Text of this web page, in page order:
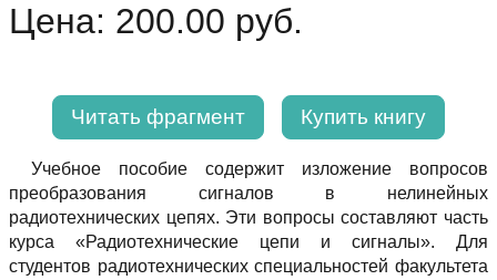
Цена: 200.00 руб.
Читать фрагмент Купить книгу
Учебное пособие содержит изложение вопросов
преобразования сигналов в нелинейных
радиотехнических цепях. Эти вопросы составляют часть
курса «Радиотехнические цепи и сигналы». Для
студентов радиотехнических специальностей факультета